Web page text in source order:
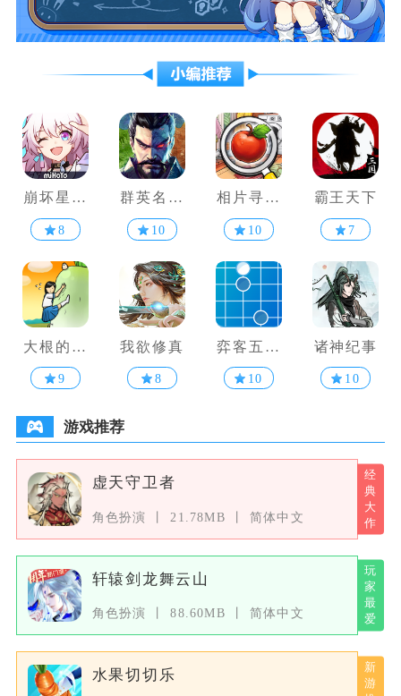
崩坏星穹
铁道
8
群英名将
三国单机
10
相片寻物
解谜
10
霸王天下
7
大根的小
姐姐
9
我欲修真
8
弈客五子
棋
10
诸神纪事
10
游戏推荐
虚天守卫者
角色扮演 21.78MB 简体中文
轩辕剑龙舞云山
角色扮演 88.60MB 简体中文
水果切切乐